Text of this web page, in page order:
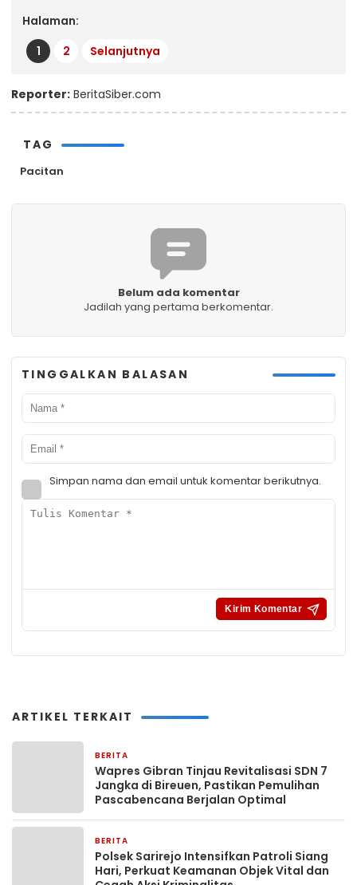
Halaman:
1
2 Selanjutnya
Reporter: BeritaSiber.com
TAG
Pacitan
Belum ada komentar
Jadilah yang pertama berkomentar.
TINGGALKAN BALASAN
Simpan nama dan email untuk komentar berikutnya.
ARTIKEL TERKAIT
BERITA
Wapres Gibran Tinjau Revitalisasi SDN 7
Jangka di Bireuen, Pastikan Pemulihan
Pascabencana Berjalan Optimal
BERITA
Polsek Sarirejo Intensifkan Patroli Siang
Hari, Perkuat Keamanan Objek Vital dan